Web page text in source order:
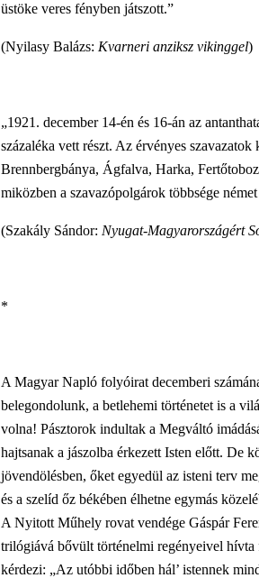
üstöke veres fényben játszott.”
(Nyilasy Balázs: Kvarneri anziksz vikinggel)
„1921. december 14-én és 16-án az
százaléka vett részt. Az érvényes
Brennbergbánya, Ágfalva, Harka,
miközben a szavazópolgárok többsége
(Szakály Sándor: Nyugat-Magyarországért
*
A Magyar Napló folyóirat decemberi
belegondolunk, a betlehemi történetet is a
volna! Pásztorok indultak a Megváltó
hajtsanak a jászolba érkezett Isten előtt. De
jövendölésben, őket egyedül az isteni terv
és a szelíd őz békében élhetne egymás
A Nyitott Műhely rovat vendége Gáspár
trilógiává bővült történelmi regényeivel
kérdezi: „Az utóbbi időben hál’ istennek